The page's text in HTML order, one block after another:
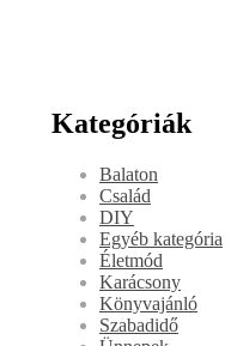
Kategóriák
Balaton
Család
DIY
Egyéb kategória
Életmód
Karácsony
Könyvajánló
Szabadidő